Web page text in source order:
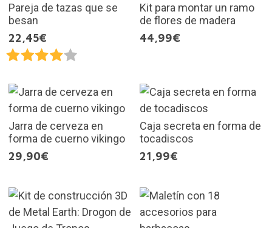
Pareja de tazas que se
besan
22,45€
Kit para montar un ramo
de flores de madera
44,99€
Jarra de cerveza en
forma de cuerno vikingo
29,90€
Caja secreta en forma de
tocadiscos
21,99€